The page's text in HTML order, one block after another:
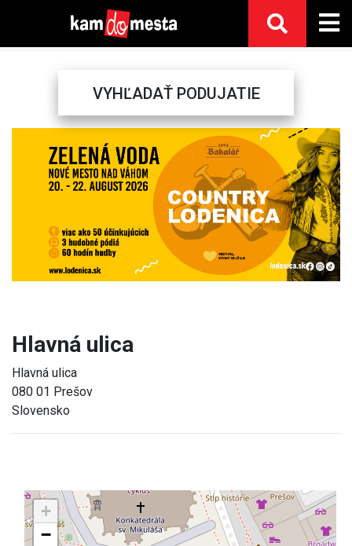
VYHĽADAŤ PODUJATIE
Next
Hlavná ulica
Hlavná ulica
080 01 Prešov
Slovensko
+
−